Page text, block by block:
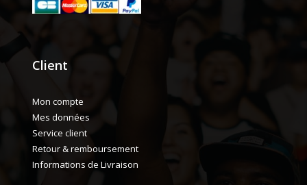
Client
Mon compte
Mes données
Service client
Retour & remboursement
Informations de Livraison